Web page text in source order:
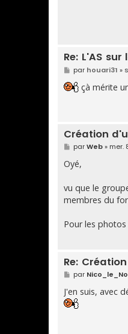
Re: L'AS
M
e
s
s
par houari31 »
çà mérite
Création
M
e
s
s
g
e
parWeb» mer.
Oyé,
vu que le
membres du
Pour les
Re:
M
e
s
s
a
par
J'en suis, avec